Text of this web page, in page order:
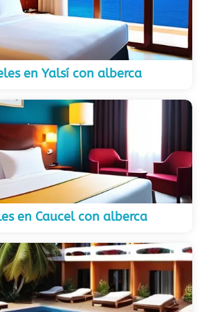
en Yalsí con alberca
en Caucel con alberca